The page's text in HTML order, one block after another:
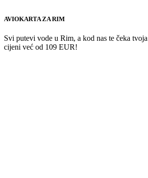
AVIOKARTA ZA RIM
Svi putevi vode u Rim, a kod nas te čeka tvoja
cijeni već od 109 EUR!